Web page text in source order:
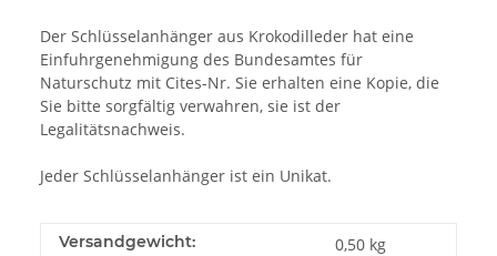
Der Schlüsselanhänger aus Krokodilleder hat eine
Einfuhrgenehmigung des Bundesamtes für
Naturschutz mit Cites-Nr. Sie erhalten eine Kopie, die
Sie bitte sorgfältig verwahren, sie ist der
Legalitätsnachweis.
Jeder Schlüsselanhänger ist ein Unikat.
Versandgewicht: 0,50 kg